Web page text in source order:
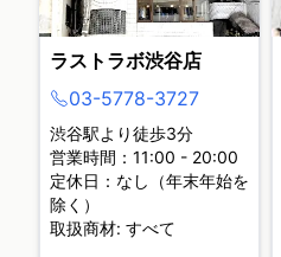
ラストラボ渋谷店
03-5778-3727
渋谷駅より徒歩3分
営業時間：11:00 - 20:00
定休日：なし（年末年始を
除く）
取扱商材: すべて